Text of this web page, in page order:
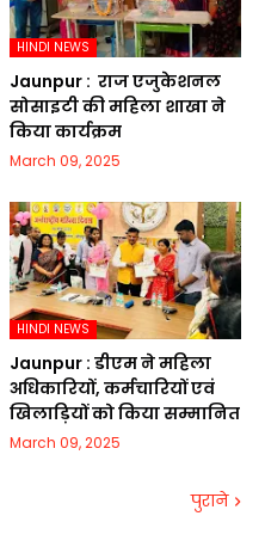
HINDI NEWS
Jaunpur : ​ ​राज एजुकेशनल
सोसाइटी की महिला शाखा ने
किया कार्यक्रम
March 09, 2025
HINDI NEWS
Jaunpur :​ डीएम ने महिला
अधिकारियों, कर्मचारियों एवं
खिलाड़ियों को किया सम्मानित
March 09, 2025
पुराने